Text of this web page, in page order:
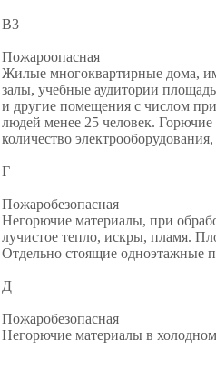
В3
Пожароопасная
Жилые многоквартирные дома,
залы, учебные аудитории
и другие помещения с числом
людей менее 25 человек.
количество
Г
Пожаробезопасная
Негорючие материалы, при
лучистое тепло, искры, пламя.
Отдельно стоящие одноэтажные
Д
Пожаробезопасная
Негорючие материалы в